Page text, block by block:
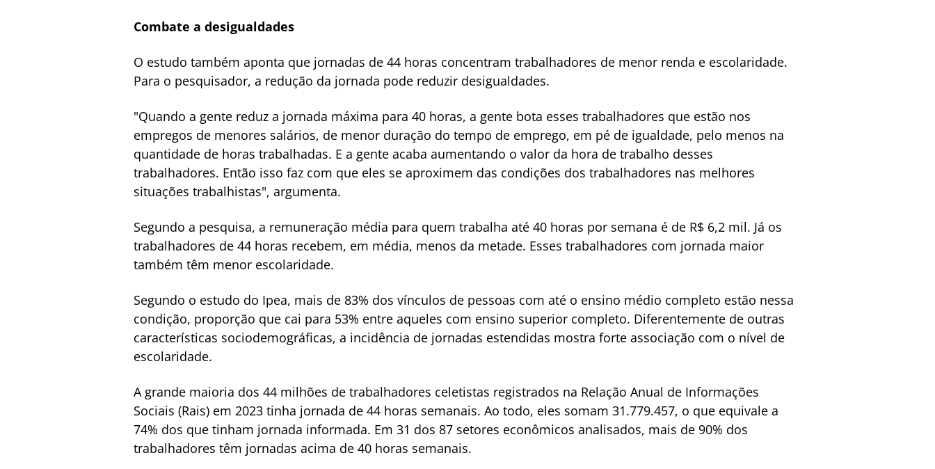
Combate a desigualdades
O estudo também aponta que jornadas de 44 horas concentram trabalhadores de menor renda e escolaridade.
Para o pesquisador, a redução da jornada pode reduzir desigualdades.
"Quando a gente reduz a jornada máxima para 40 horas, a gente bota esses trabalhadores que estão nos
empregos de menores salários, de menor duração do tempo de emprego, em pé de igualdade, pelo menos na
quantidade de horas trabalhadas. E a gente acaba aumentando o valor da hora de trabalho desses
trabalhadores. Então isso faz com que eles se aproximem das condições dos trabalhadores nas melhores
situações trabalhistas", argumenta.
Segundo a pesquisa, a remuneração média para quem trabalha até 40 horas por semana é de R$ 6,2 mil. Já os
trabalhadores de 44 horas recebem, em média, menos da metade. Esses trabalhadores com jornada maior
também têm menor escolaridade.
Segundo o estudo do Ipea, mais de 83% dos vínculos de pessoas com até o ensino médio completo estão nessa
condição, proporção que cai para 53% entre aqueles com ensino superior completo. Diferentemente de outras
características sociodemográficas, a incidência de jornadas estendidas mostra forte associação com o nível de
escolaridade.
A grande maioria dos 44 milhões de trabalhadores celetistas registrados na Relação Anual de Informações
Sociais (Rais) em 2023 tinha jornada de 44 horas semanais. Ao todo, eles somam 31.779.457, o que equivale a
74% dos que tinham jornada informada. Em 31 dos 87 setores econômicos analisados, mais de 90% dos
trabalhadores têm jornadas acima de 40 horas semanais.